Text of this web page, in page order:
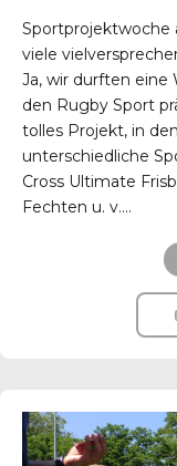
Sportprojektwoche
viele
Ja, wir durften eine
den Rugby Sport
tolles Projekt, in
unterschiedliche
Cross Ultimate
Fechten u. v....